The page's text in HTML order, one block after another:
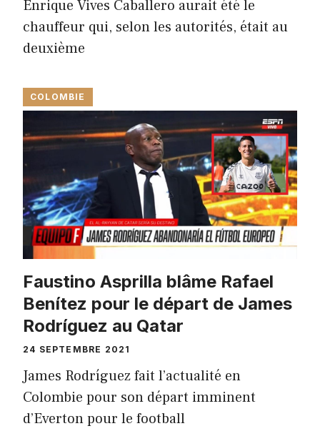
Enrique Vives Caballero aurait été le
chauffeur qui, selon les autorités, était au
deuxième
COLOMBIE
Faustino Asprilla blâme Rafael
Benítez pour le départ de James
Rodríguez au Qatar
24 SEPTEMBRE 2021
James Rodríguez fait l’actualité en
Colombie pour son départ imminent
d’Everton pour le football